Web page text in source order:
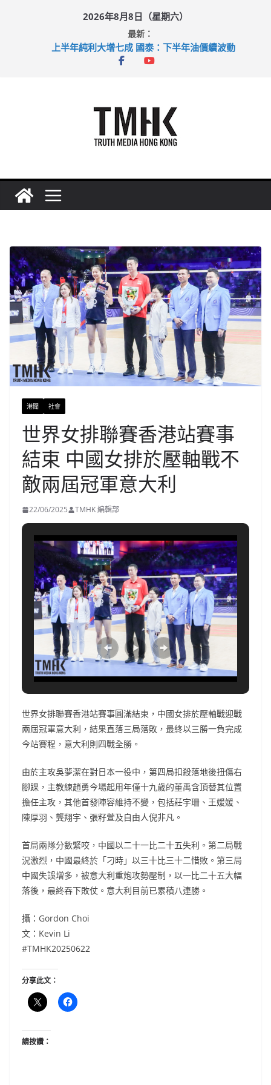
2026年8月8日（星期六）
最新：
上半年純利大增七成 國泰：下半年油價續波動
拜仁熱身賽挫維拉 啟德主場館奪錦標
港聞 社會
世界女排聯賽香港站賽事
結束 中國女排於壓軸戰不
敵兩屆冠軍意大利
22/06/2025 TMHK 編輯部
世界女排聯賽香港站賽事圓滿結束，中國女排於壓軸戰迎戰
兩屆冠軍意大利，結果直落三局落敗，最終以三勝一負完成
今站賽程，意大利則四戰全勝。
由於主攻吳夢潔在對日本一役中，第四局扣殺落地後扭傷右
腳踝，主教練趙勇今場起用年僅十九歲的董禹含頂替其位置
擔任主攻，其他首發陣容維持不變，包括莊宇珊、王媛媛、
陳厚羽、龔翔宇、張籽萱及自由人倪非凡。
首局兩隊分數緊咬，中國以二十一比二十五失利。第二局戰
況激烈，中國最終於「刁時」以三十比三十二惜敗。第三局
中國失誤增多，被意大利重炮攻勢壓制，以一比二十五大幅
落後，最終吞下敗仗。意大利目前已累積八連勝。
攝：Gordon Choi
文：Kevin Li
#TMHK20250622
分享此文：
請按讚：